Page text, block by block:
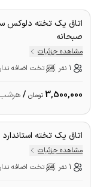
صبحانه
مشاهده جزئیات
1 نفر
تخت اضافه
3,500,000تومان /
اتاق یک تخته استاندارد
مشاهده جزئیات
1 نفر
تخت اضافه